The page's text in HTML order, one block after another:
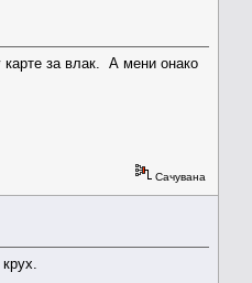
за влак. А мени онако
Сачувана